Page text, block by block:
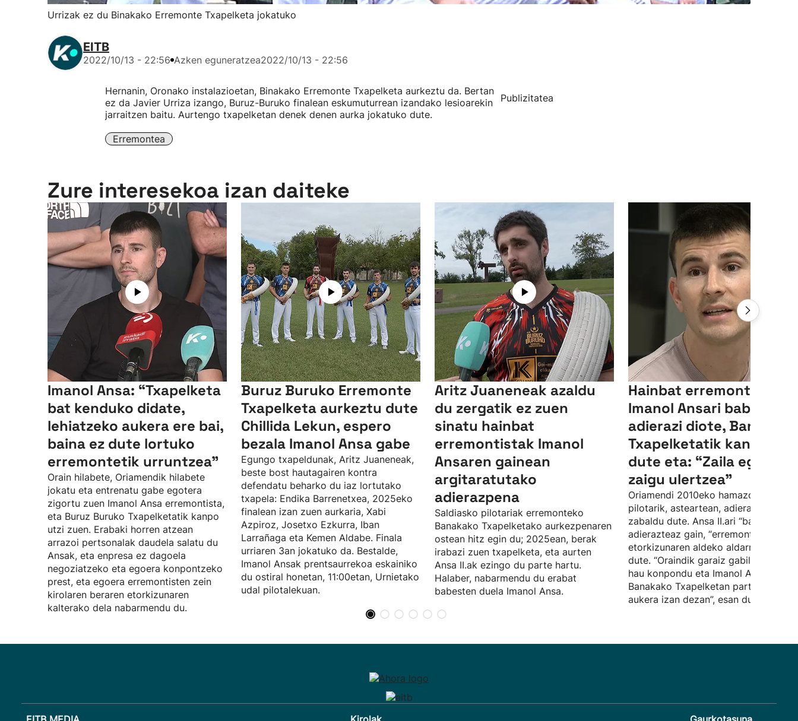
Urrizak ez du Binakako Erremonte Txapelketa jokatuko
EITB
2022/10/13 - 22:56 Azken eguneratzea2022/10/13 - 22:56
Hernanin, Oronako instalazioetan, Binakako Erremonte Txapelketa aurkeztu da. Bertan
ez da Javier Urriza izango, Buruz-Buruko finalean eskumuturrean izandako lesioarekin
jarraitzen baitu. Aurtengo txapelketan denek denen aurka jokatuko dute.
Erremontea
Publizitatea
Zure interesekoa izan daiteke
Imanol Ansa: “Txapelketa
bat kenduko didate,
lehiatzeko aukera ere bai,
baina ez dute lortuko
erremontetik urruntzea"
Orain hilabete, Oriamendik hilabete
jokatu eta entrenatu gabe egotera
zigortu zuen Imanol Ansa erremontista,
eta Buruz Buruko Txapelketatik kanpo
utzi zuen. Erabaki horren atzean
arrazoi pertsonalak daudela salatu du
Ansak, eta enpresa ez dagoela
negoziatzeko eta egoera konpontzeko
prest, eta egoera erremontisten zein
kirolaren beraren etorkizunaren
kalterako dela nabarmendu du.
Buruz Buruko Erremonte
Txapelketa aurkeztu dute
Chillida Lekun, espero
bezala Imanol Ansa gabe
Egungo txapeldunak, Aritz Juaneneak,
beste bost hautagairen kontra
defendatu beharko du iaz lortutako
txapela: Endika Barrenetxea, 2025eko
finalean izan zuen aurkaria, Xabi
Azpiroz, Josetxo Ezkurra, Iban
Larrañaga eta Kemen Aldabe. Finala
urriaren 3an jokatuko da. Bestalde,
Imanol Ansak prentsaurrekoa eskainiko
du ostiral honetan, 11:00etan, Urnietako
udal pilotalekuan.
Aritz Juaneneak azaldu
du zergatik ez zuen
sinatu hainbat
erremontistak Imanol
Ansaren gainean
argitaratutako
adierazpena
Saldiasko pilotariak erremonteko
Banakako Txapelketako aurkezpenaren
ostean hitz egin du; 2025ean, berak
irabazi zuen txapelketa, eta aurten
Ansa II.ak ezingo du parte hartu.
Halaber, nabarmendu du erabat
babesten duela Imanol Ansa.
Hainbat erremontistak
Imanol Ansari babesa
adierazi diote, Banakako
Txapelketatik kanpo utzi
dute eta: “Zaila egiten
zaigu ulertzea”
Oriamendi 2010eko hamazortzi
pilotarik, asteartean, adierazpena
zabaldu dute. Ansa II.ari “babes osoa”
adierazteaz gain, “erremontearen
etorkizunaren aldeko aldarria ere”
dute. “Oraindik garaiz gabiltza
hau konpondu eta Imanol Ansak
Banakako Txapelketan parte
aukera izan dezan”, esan dute.